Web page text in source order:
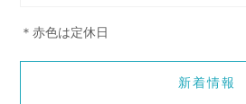
＊赤色は定休日
新着情報